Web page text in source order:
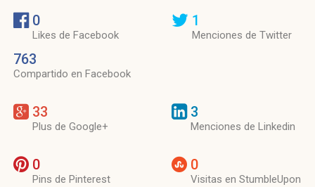
0
Likes de Facebook
763
Compartido en Facebook
1
Menciones de Twitter
33
Plus de Google+
3
Menciones de Linkedin
0
Pins de Pinterest
0
Visitas en StumbleUpon